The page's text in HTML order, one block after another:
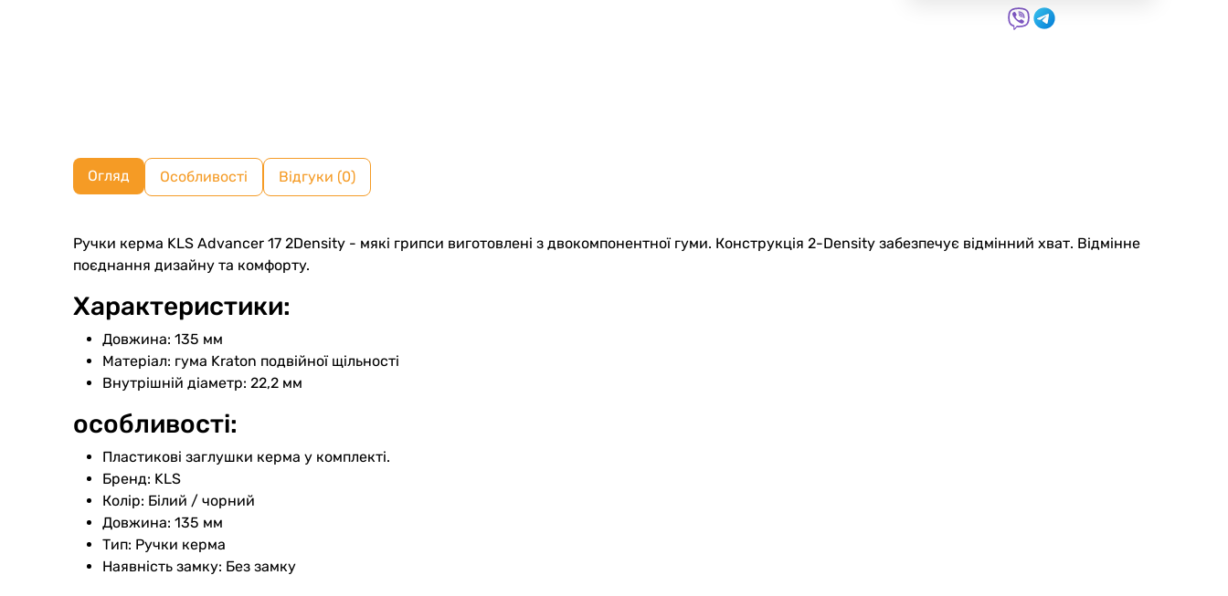
Огляд Особливості Відгуки (0)
Ручки керма KLS Advancer 17 2Density - мякі грипси виготовлені з двокомпонентної гуми. Конструкція 2-Density забезпечує відмінний хват. Відмінне
поєднання дизайну та комфорту.
Характеристики:
Довжина: 135 мм
Матеріал: гума Kraton подвійної щільності
Внутрішній діаметр: 22,2 мм
особливості:
Пластикові заглушки керма у комплекті.
Бренд: KLS
Колір: Білий / чорний
Довжина: 135 мм
Тип: Ручки керма
Наявність замку: Без замку